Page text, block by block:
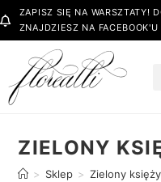
ZAPISZ SIĘ NA WARSZTATY!
ZNAJDZIESZ NA FACEBOOK'U
ZIELONY
> Sklep > Zielony